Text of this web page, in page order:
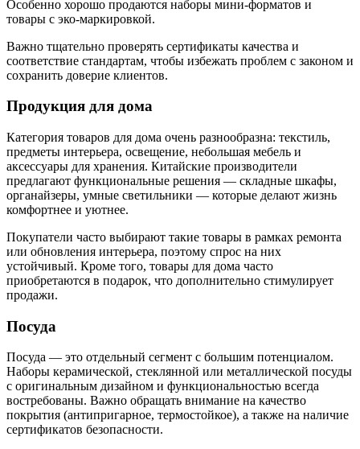
Особенно хорошо продаются наборы мини-форматов и
товары с эко-маркировкой.
Важно тщательно проверять сертификаты качества и
соответствие стандартам, чтобы избежать проблем с законом и
сохранить доверие клиентов.
Продукция для дома
Категория товаров для дома очень разнообразна: текстиль,
предметы интерьера, освещение, небольшая мебель и
аксессуары для хранения. Китайские производители
предлагают функциональные решения — складные шкафы,
органайзеры, умные светильники — которые делают жизнь
комфортнее и уютнее.
Покупатели часто выбирают такие товары в рамках ремонта
или обновления интерьера, поэтому спрос на них
устойчивый. Кроме того, товары для дома часто
приобретаются в подарок, что дополнительно стимулирует
продажи.
Посуда
Посуда — это отдельный сегмент с большим потенциалом.
Наборы керамической, стеклянной или металлической посуды
с оригинальным дизайном и функциональностью всегда
востребованы. Важно обращать внимание на качество
покрытия (антипригарное, термостойкое), а также на наличие
сертификатов безопасности.